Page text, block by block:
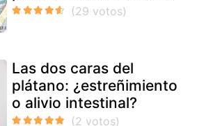
Las dos caras del
plátano: ¿estreñimiento
o alivio intestinal?